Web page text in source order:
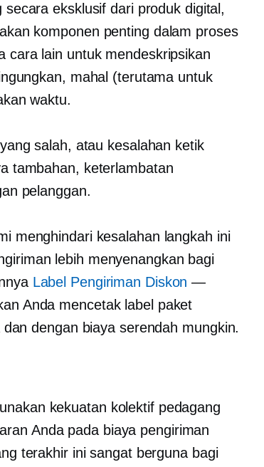
eksklusif dari produk digital,
komponen penting dalam proses
cara lain untuk mendeskripsikan
mahal (terutama untuk
waktu.
salah, atau kesalahan ketik
tambahan, keterlambatan
pelanggan.
menghindari kesalahan langkah ini
lebih menyenangkan bagi
Label Pengiriman Diskon —
Anda mencetak label paket
dengan biaya serendah mungkin.
kekuatan kolektif pedagang
Anda pada biaya pengiriman
terakhir ini sangat berguna bagi